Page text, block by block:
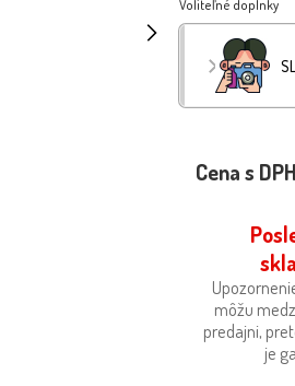
Voliteľné doplnky
Cena s DPH
môžu
predajni,
je